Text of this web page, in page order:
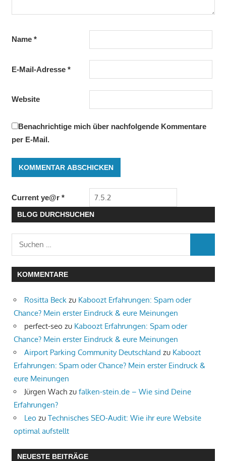
Name *
E-Mail-Adresse *
Website
Benachrichtige mich über nachfolgende Kommentare
per E-Mail.
Current ye@r *
BLOG DURCHSUCHEN
Suchen
KOMMENTARE
Rositta Beck zu Kaboozt Erfahrungen: Spam oder
Chance? Mein erster Eindruck & eure Meinungen
perfect-seo zu Kaboozt Erfahrungen: Spam oder
Chance? Mein erster Eindruck & eure Meinungen
Airport Parking Community Deutschland zu Kaboozt
Erfahrungen: Spam oder Chance? Mein erster Eindruck &
eure Meinungen
Jürgen Wach zu falken-stein.de – Wie sind Deine
Erfahrungen?
Leo zu Technisches SEO-Audit: Wie ihr eure Website
optimal aufstellt
NEUESTE BEITRÄGE